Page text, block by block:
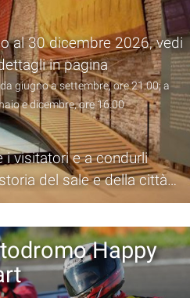
al 30 dicembre 2026, vedi
in pagina
giugno a settembre, ore 21.00; a
e dicembre, ore 16.00
i visitatori e a condurli
del sale e della città
del gruppo culturale
Happy